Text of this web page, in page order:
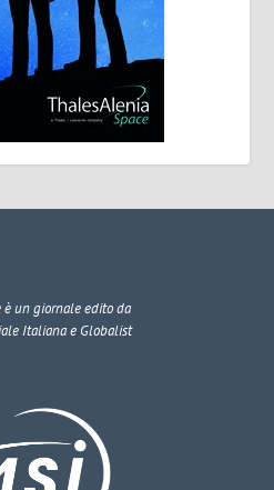
è un giornale edito da
Italiana e Globalist